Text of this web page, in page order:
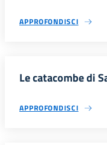
APPROFONDISCI
Le catacombe di
APPROFONDISCI